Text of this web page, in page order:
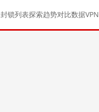
封锁列表探索趋势对比数据VPN